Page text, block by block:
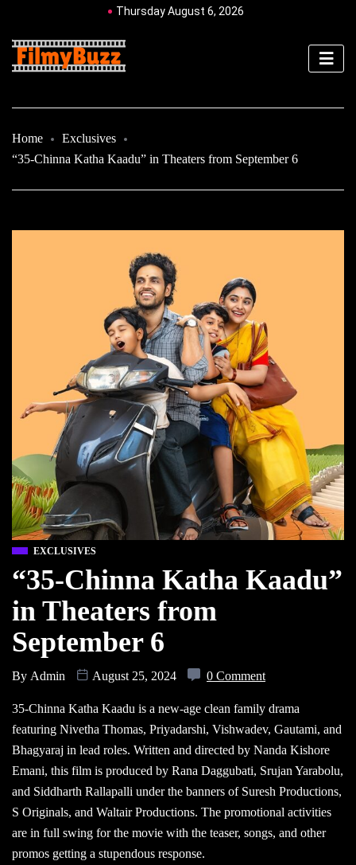
Thursday August 6, 2026
Home
Exclusives
“35-Chinna Katha Kaadu” in Theaters from September 6
EXCLUSIVES
“35-Chinna Katha Kaadu”
in Theaters from
September 6
By Admin August 25, 2024 0 Comment
35-Chinna Katha Kaadu is a new-age clean family drama
featuring Nivetha Thomas, Priyadarshi, Vishwadev, Gautami, and
Bhagyaraj in lead roles. Written and directed by Nanda Kishore
Emani, this film is produced by Rana Daggubati, Srujan Yarabolu,
and Siddharth Rallapalli under the banners of Suresh Productions,
S Originals, and Waltair Productions. The promotional activities
are in full swing for the movie with the teaser, songs, and other
promos getting a stupendous response.